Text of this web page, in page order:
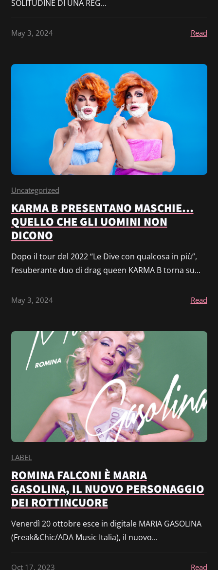
SOLITUDINE DI UNA REG...
May 3, 2024 Read
Uncategorized
KARMA B PRESENTANO MASCHIE…
QUELLO CHE GLI UOMINI NON
DICONO
Dopo il tour del 2022 “Le Dive con qualcosa in più”,
l’esuberante duo di drag queen KARMA B torna su...
May 3, 2024 Read
LABEL
ROMINA FALCONI È MARIA
GASOLINA, IL NUOVO PERSONAGGIO
DEI ROTTINCUORE
Venerdì 20 ottobre esce in digitale MARIA GASOLINA
(Freak&Chic/ADA Music Italia), il nuovo...
Oct 17, 2023 Read